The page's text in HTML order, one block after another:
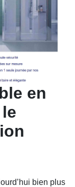
en
bien plus